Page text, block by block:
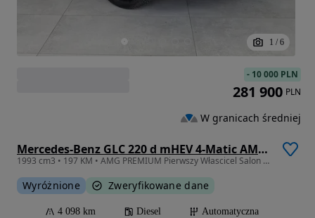
1 / 6
Mercedes-Benz GLC 220 d mHEV 4-Matic AMG Line
1993 cm3 • 197 KM • AMG PREMIUM Pierwszy Włascicel Salon Polska FV23% Gotówka Leasing
Wyróżnione Zweryfikowane dane
4 098 km Diesel
Automatyczna
- 10 000 PLN
281 900 PLN
W granicach średniej